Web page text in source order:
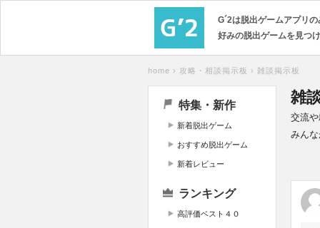
G´2は脱出ゲームアプリ
好みの脱出ゲームを見つ
home › 攻略・相談掲示板 › 雑談掲示板
特集・新作
新着脱出ゲーム
おすすめ脱出ゲーム
新着レビュー
ランキング
高評価ベスト４０
雑
交流
みん